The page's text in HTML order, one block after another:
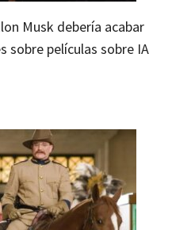
Musk debería acabar
sobre películas sobre IA